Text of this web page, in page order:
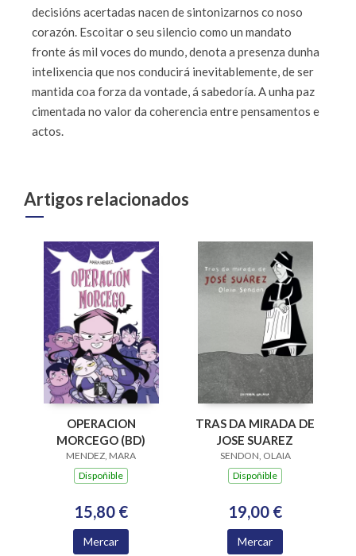
decisións acertadas nacen de sintonizarnos co noso
corazón. Escoitar o seu silencio como un mandato
fronte ás mil voces do mundo, denota a presenza dunha
intelixencia que nos conducirá inevitablemente, de ser
mantida coa forza da vontade, á sabedoría. A unha paz
cimentada no valor da coherencia entre pensamentos e
actos.
Artigos relacionados
OPERACION
MORCEGO (BD)
MENDEZ, MARA
Dispoñible
15,80 €
Mercar
TRAS DA MIRADA DE
JOSE SUAREZ
SENDON, OLAIA
Dispoñible
19,00 €
Mercar